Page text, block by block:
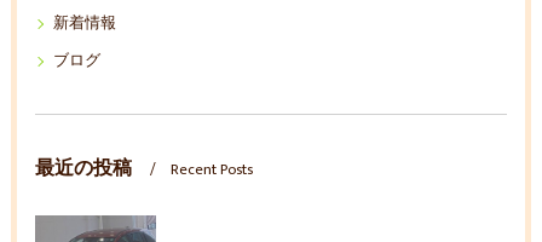
新着情報
ブログ
最近の投稿 Recent Posts